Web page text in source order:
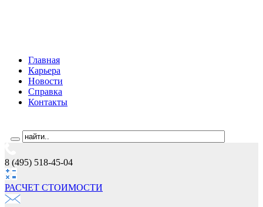
Главная
Карьера
Новости
Справка
Контакты
8 (495) 518-45-04
РАСЧЕТ СТОИМОCТИ